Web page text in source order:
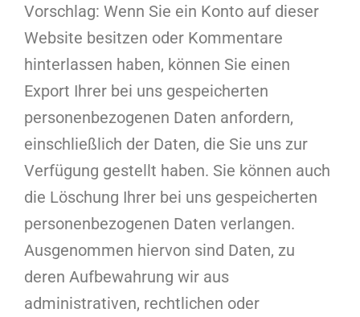
Vorschlag: Wenn Sie ein Konto auf dieser
Website besitzen oder Kommentare
hinterlassen haben, können Sie einen
Export Ihrer bei uns gespeicherten
personenbezogenen Daten anfordern,
einschließlich der Daten, die Sie uns zur
Verfügung gestellt haben. Sie können auch
die Löschung Ihrer bei uns gespeicherten
personenbezogenen Daten verlangen.
Ausgenommen hiervon sind Daten, zu
deren Aufbewahrung wir aus
administrativen, rechtlichen oder